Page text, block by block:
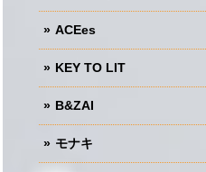
ACEes
KEY TO LIT
B&ZAI
モナキ